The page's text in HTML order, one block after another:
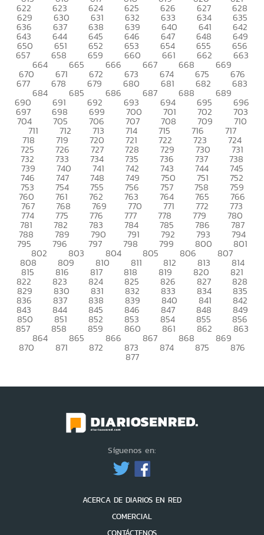
622 623 624 625 626 627 628
629 630 631 632 633 634 635
636 637 638 639 640 641 642
643 644 645 646 647 648 649
650 651 652 653 654 655 656
657 658 659 660 661 662 663
664 665 666 667 668 669
670 671 672 673 674 675 676
677 678 679 680 681 682 683
684 685 686 687 688 689
690 691 692 693 694 695 696
697 698 699 700 701 702 703
704 705 706 707 708 709 710
711 712 713 714 715 716 717
718 719 720 721 722 723 724
725 726 727 728 729 730 731
732 733 734 735 736 737 738
739 740 741 742 743 744 745
746 747 748 749 750 751 752
753 754 755 756 757 758 759
760 761 762 763 764 765 766
767 768 769 770 771 772 773
774 775 776 777 778 779 780
781 782 783 784 785 786 787
788 789 790 791 792 793 794
795 796 797 798 799 800 801
802 803 804 805 806 807
808 809 810 811 812 813 814
815 816 817 818 819 820 821
822 823 824 825 826 827 828
829 830 831 832 833 834 835
836 837 838 839 840 841 842
843 844 845 846 847 848 849
850 851 852 853 854 855 856
857 858 859 860 861 862 863
864 865 866 867 868 869
870 871 872 873 874 875 876
877
Síguenos en:
ACERCA DE DIARIOS EN RED
COMERCIAL